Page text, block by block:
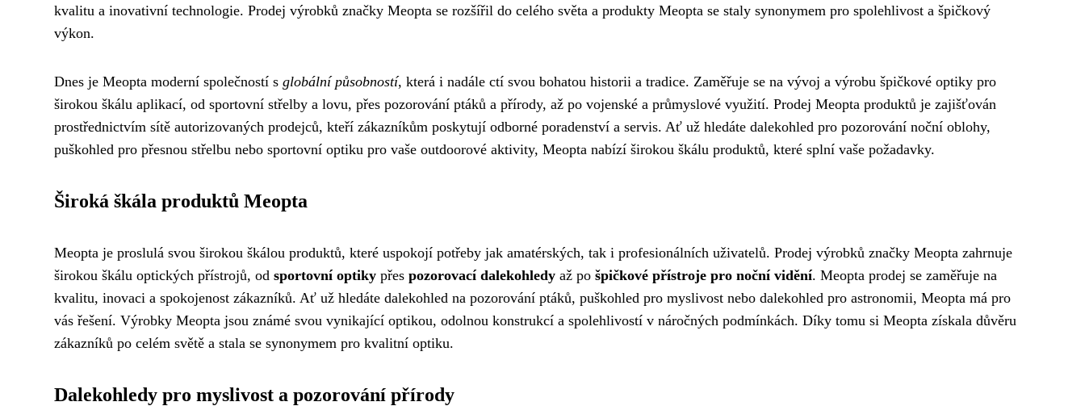
kvalitu a inovativní technologie. Prodej výrobků značky Meopta se rozšířil do celého světa a produkty Meopta se staly synonymem pro spolehlivost a špičkový
výkon.
Dnes je Meopta moderní společností s globální působností, která i nadále ctí svou bohatou historii a tradice. Zaměřuje se na vývoj a výrobu špičkové optiky pro
širokou škálu aplikací, od sportovní střelby a lovu, přes pozorování ptáků a přírody, až po vojenské a průmyslové využití. Prodej Meopta produktů je zajišťován
prostřednictvím sítě autorizovaných prodejců, kteří zákazníkům poskytují odborné poradenství a servis. Ať už hledáte dalekohled pro pozorování noční oblohy,
puškohled pro přesnou střelbu nebo sportovní optiku pro vaše outdoorové aktivity, Meopta nabízí širokou škálu produktů, které splní vaše požadavky.
Široká škála produktů Meopta
Meopta je proslulá svou širokou škálou produktů, které uspokojí potřeby jak amatérských, tak i profesionálních uživatelů. Prodej výrobků značky Meopta zahrnuje
širokou škálu optických přístrojů, od sportovní optiky přes pozorovací dalekohledy až po špičkové přístroje pro noční vidění. Meopta prodej se zaměřuje na
kvalitu, inovaci a spokojenost zákazníků. Ať už hledáte dalekohled na pozorování ptáků, puškohled pro myslivost nebo dalekohled pro astronomii, Meopta má pro
vás řešení. Výrobky Meopta jsou známé svou vynikající optikou, odolnou konstrukcí a spolehlivostí v náročných podmínkách. Díky tomu si Meopta získala důvěru
zákazníků po celém světě a stala se synonymem pro kvalitní optiku.
Dalekohledy pro myslivost a pozorování přírody